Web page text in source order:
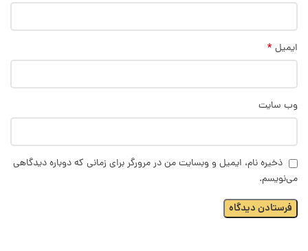
ایمیل *
وب‌ سایت
ذخیره نام، ایمیل و وبسایت من در مرورگر برای زمانی که دوباره دیدگاهی
می‌نویسم.